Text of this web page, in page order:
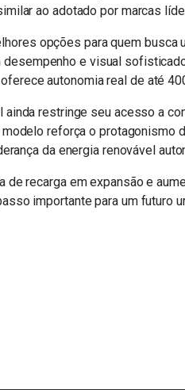
ao adotado por marcas
opções para quem busca
e visual
autonomia real de até
ainda restringe seu acesso a
reforça o protagonismo
da energia renovável
recarga em expansão e
importante para um futuro